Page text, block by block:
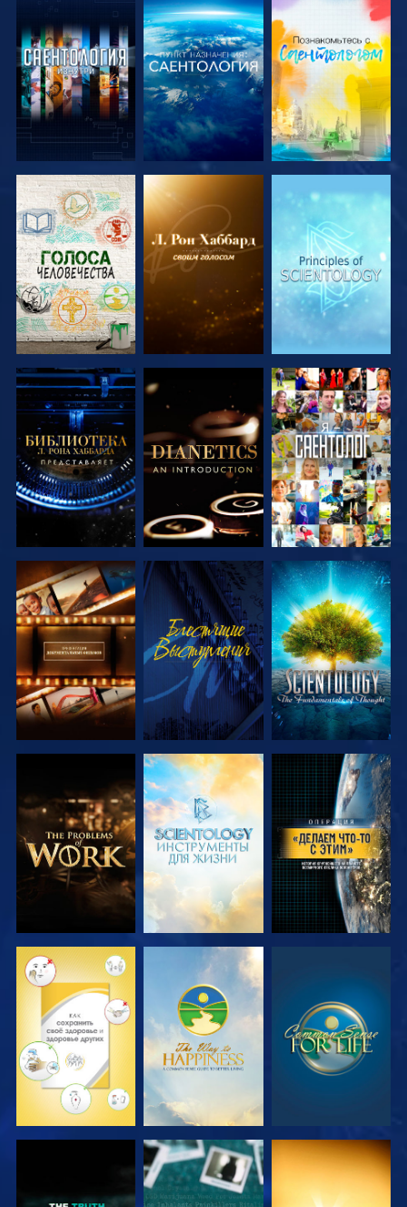
СМОТРЕТЬ
ПЕРЕДАЧИ
СМОТРЕТЬ
ПЕРЕДАЧИ
СМОТРЕТЬ
ПЕРЕДАЧИ
СМОТРЕТЬ
ПЕРЕДАЧИ
СМОТРЕТЬ
ПЕРЕДАЧИ
СМОТРЕТЬ
СМОТРЕТЬ
ПЕРЕДАЧИ
СМОТРЕТЬ
СМОТРЕТЬ
ПЕРЕДАЧИ
СМОТРЕТЬ
ПЕРЕДАЧИ
СМОТРЕТЬ
ПЕРЕДАЧИ
СМОТРЕТЬ
СМОТРЕТЬ СМОТРЕТЬ СМОТРЕТЬ
СМОТРЕТЬ СМОТРЕТЬ